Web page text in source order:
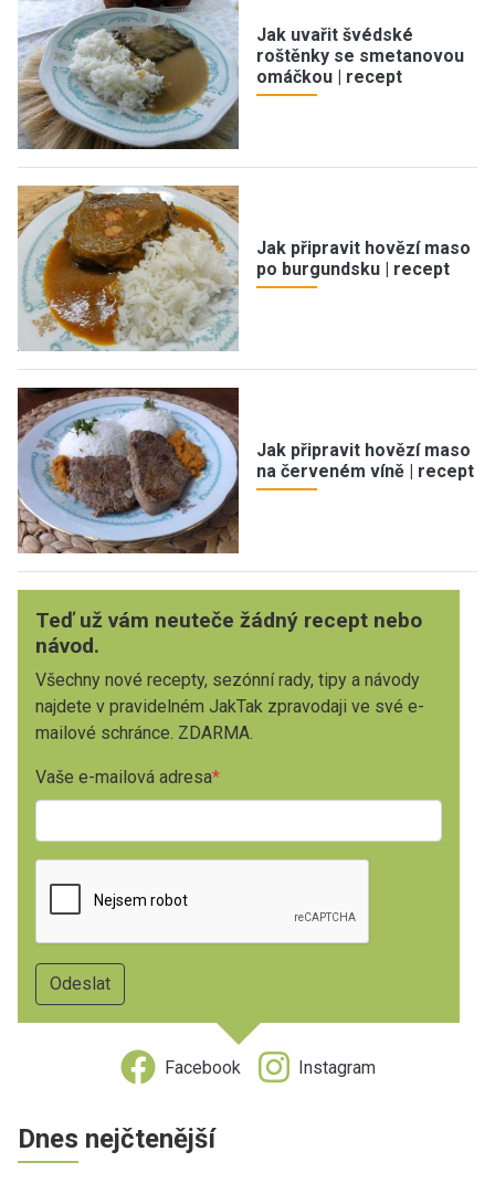
Jak uvařit švédské
roštěnky se smetanovou
omáčkou | recept
Jak připravit hovězí maso
po burgundsku | recept
Jak připravit hovězí maso
na červeném víně | recept
Teď už vám neuteče žádný recept nebo
návod.
Všechny nové recepty, sezónní rady, tipy a návody
najdete v pravidelném JakTak zpravodaji ve své e-
mailové schránce. ZDARMA.
Vaše e-mailová adresa
Facebook Instagram
Dnes nejčtenější